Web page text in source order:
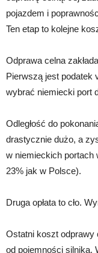
pojazdem i
Ten etap to kolejne
Odprawa celna
Pierwszą jest podatek
wybrać niemiecki port
Odległość do
drastycznie dużo, a
w niemieckich portach
23% jak w Polsce).
Druga opłata to cło.
Ostatni koszt odprawy
od pojemności silnika.